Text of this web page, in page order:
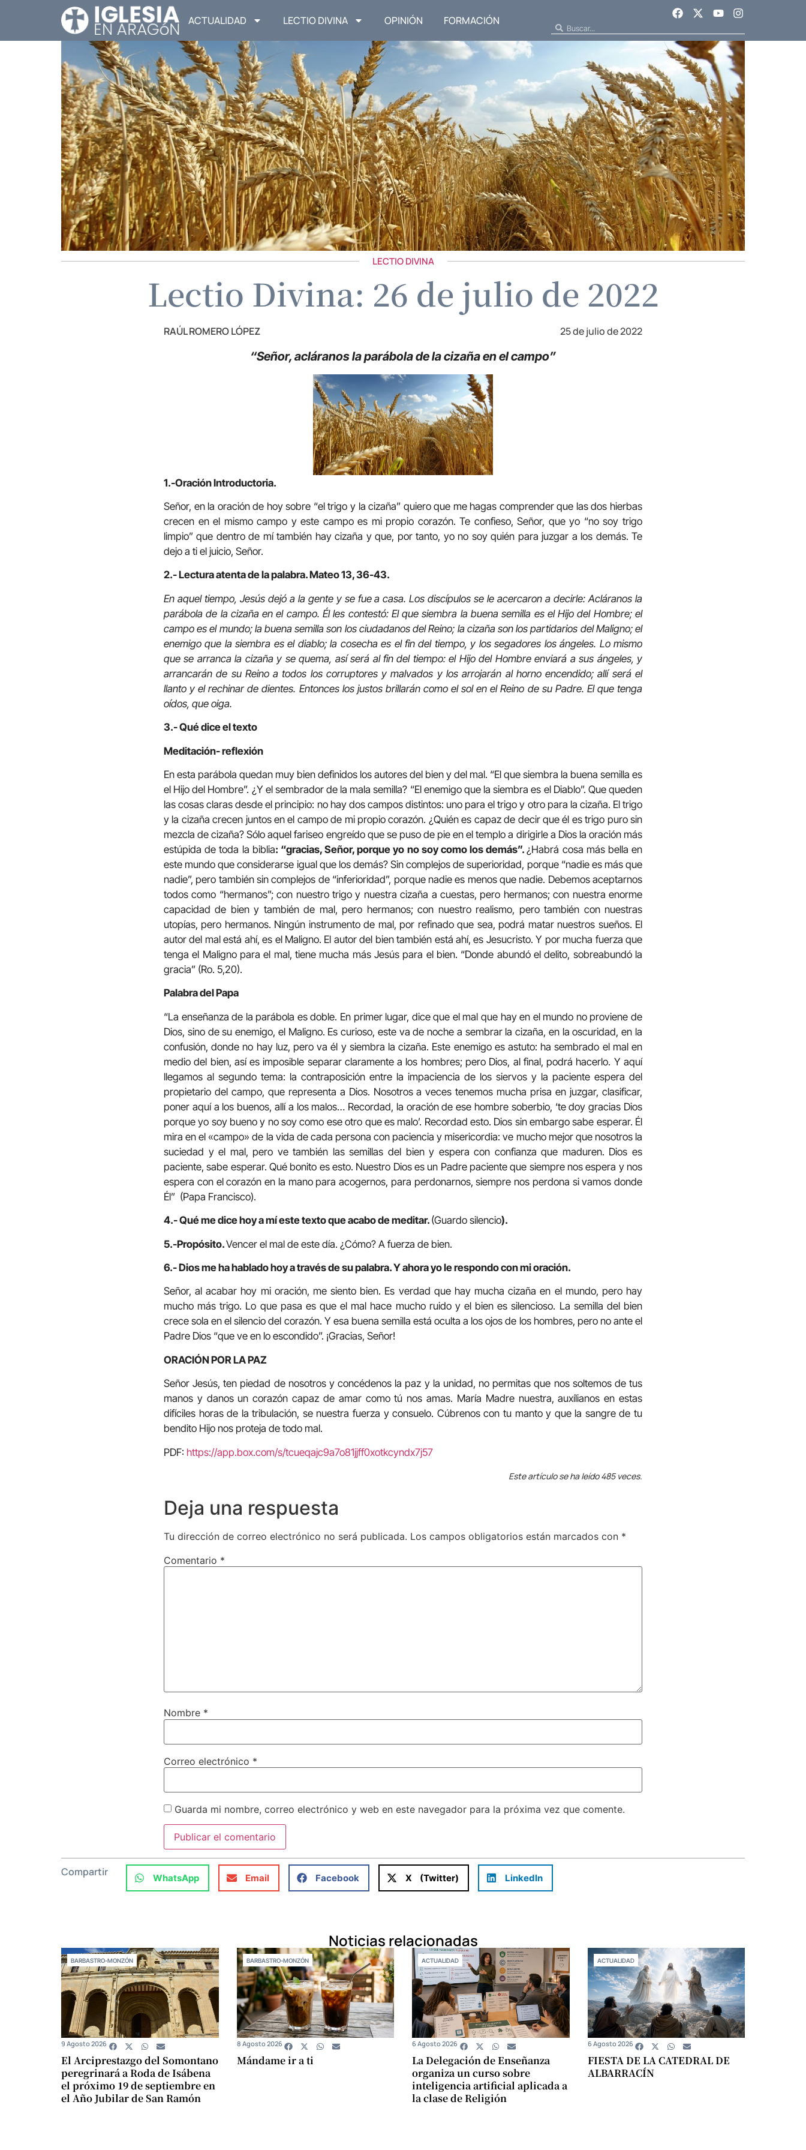
ACTUALIDAD LECTIO DIVINA OPINIÓN FORMACIÓN
LECTIO DIVINA
Lectio Divina: 26 de julio de 2022
RAÚL ROMERO LÓPEZ 25 de julio de 2022
“Señor, acláranos la parábola de la cizaña en el campo”
1.-Oración Introductoria.
Señor, en la oración de hoy sobre “el trigo y la cizaña” quiero que me hagas comprender que las dos hierbas
crecen en el mismo campo y este campo es mi propio corazón. Te confieso, Señor, que yo “no soy trigo
limpio” que dentro de mí también hay cizaña y que, por tanto, yo no soy quién para juzgar a los demás. Te
dejo a ti el juicio, Señor.
2.- Lectura atenta de la palabra. Mateo 13, 36-43.
En aquel tiempo, Jesús dejó a la gente y se fue a casa. Los discípulos se le acercaron a decirle: Acláranos la
parábola de la cizaña en el campo. Él les contestó: El que siembra la buena semilla es el Hijo del Hombre; el
campo es el mundo; la buena semilla son los ciudadanos del Reino; la cizaña son los partidarios del Maligno; el
enemigo que la siembra es el diablo; la cosecha es el fin del tiempo, y los segadores los ángeles. Lo mismo
que se arranca la cizaña y se quema, así será al fin del tiempo: el Hijo del Hombre enviará a sus ángeles, y
arrancarán de su Reino a todos los corruptores y malvados y los arrojarán al horno encendido; allí será el
llanto y el rechinar de dientes. Entonces los justos brillarán como el sol en el Reino de su Padre. El que tenga
oídos, que oiga.
3.- Qué dice el texto
Meditación- reflexión
En esta parábola quedan muy bien definidos los autores del bien y del mal. “El que siembra la buena semilla es
el Hijo del Hombre”. ¿Y el sembrador de la mala semilla? “El enemigo que la siembra es el Diablo”. Que queden
las cosas claras desde el principio: no hay dos campos distintos: uno para el trigo y otro para la cizaña. El trigo
y la cizaña crecen juntos en el campo de mi propio corazón. ¿Quién es capaz de decir que él es trigo puro sin
mezcla de cizaña? Sólo aquel fariseo engreído que se puso de pie en el templo a dirigirle a Dios la oración más
estúpida de toda la biblia: “gracias, Señor, porque yo no soy como los demás”.¿Habrá cosa más bella en
este mundo que considerarse igual que los demás? Sin complejos de superioridad, porque “nadie es más que
nadie”, pero también sin complejos de “inferioridad”, porque nadie es menos que nadie. Debemos aceptarnos
todos como “hermanos”; con nuestro trigo y nuestra cizaña a cuestas, pero hermanos; con nuestra enorme
capacidad de bien y también de mal, pero hermanos; con nuestro realismo, pero también con nuestras
utopías, pero hermanos. Ningún instrumento de mal, por refinado que sea, podrá matar nuestros sueños. El
autor del mal está ahí, es el Maligno. El autor del bien también está ahí, es Jesucristo. Y por mucha fuerza que
tenga el Maligno para el mal, tiene mucha más Jesús para el bien. “Donde abundó el delito, sobreabundó la
gracia” (Ro. 5,20).
Palabra del Papa
“La enseñanza de la parábola es doble. En primer lugar, dice que el mal que hay en el mundo no proviene de
Dios, sino de su enemigo, el Maligno. Es curioso, este va de noche a sembrar la cizaña, en la oscuridad, en la
confusión, donde no hay luz, pero va él y siembra la cizaña. Este enemigo es astuto: ha sembrado el mal en
medio del bien, así es imposible separar claramente a los hombres; pero Dios, al final, podrá hacerlo. Y aquí
llegamos al segundo tema: la contraposición entre la impaciencia de los siervos y la paciente espera del
propietario del campo, que representa a Dios. Nosotros a veces tenemos mucha prisa en juzgar, clasificar,
poner aquí a los buenos, allí a los malos… Recordad, la oración de ese hombre soberbio, ‘te doy gracias Dios
porque yo soy bueno y no soy como ese otro que es malo’. Recordad esto. Dios sin embargo sabe esperar. Él
mira en el «campo» de la vida de cada persona con paciencia y misericordia: ve mucho mejor que nosotros la
suciedad y el mal, pero ve también las semillas del bien y espera con confianza que maduren. Dios es
paciente, sabe esperar. Qué bonito es esto. Nuestro Dios es un Padre paciente que siempre nos espera y nos
espera con el corazón en la mano para acogernos, para perdonarnos, siempre nos perdona si vamos donde
Él” (Papa Francisco).
4.- Qué me dice hoy a mí este texto que acabo de meditar. (Guardo silencio).
5.-Propósito.Vencer el mal de este día. ¿Cómo? A fuerza de bien.
6.- Dios me ha hablado hoy a través de su palabra. Y ahora yo le respondo con mi oración.
Señor, al acabar hoy mi oración, me siento bien. Es verdad que hay mucha cizaña en el mundo, pero hay
mucho más trigo. Lo que pasa es que el mal hace mucho ruido y el bien es silencioso. La semilla del bien
crece sola en el silencio del corazón. Y esa buena semilla está oculta a los ojos de los hombres, pero no ante el
Padre Dios “que ve en lo escondido”. ¡Gracias, Señor!
ORACIÓN POR LA PAZ
Señor Jesús, ten piedad de nosotros y concédenos la paz y la unidad, no permitas que nos soltemos de tus
manos y danos un corazón capaz de amar como tú nos amas. María Madre nuestra, auxílianos en estas
difíciles horas de la tribulación, se nuestra fuerza y consuelo. Cúbrenos con tu manto y que la sangre de tu
bendito Hijo nos proteja de todo mal.
PDF: https://app.box.com/s/tcueqajc9a7o81jjff0xotkcyndx7j57
Este artículo se ha leído 485 veces.
Deja una respuesta
Tu dirección de correo electrónico no será publicada. Los campos obligatorios están marcados con *
Comentario *
Nombre *
Correo electrónico *
Guarda mi nombre, correo electrónico y web en este navegador para la próxima vez que comente.
Compartir WhatsApp Email Facebook X (Twitter) LinkedIn
Noticias relacionadas
BARBASTRO-MONZÓN
El Arciprestazgo del Somontano
peregrinará a Roda de Isábena
el próximo 19 de septiembre en
el Año Jubilar de San Ramón
9 Agosto 2026
BARBASTRO-MONZÓN
Mándame ir a ti
8 Agosto 2026
ACTUALIDAD
La Delegación de Enseñanza
organiza un curso sobre
inteligencia artificial aplicada a
la clase de Religión
6 Agosto 2026
ACTUALIDAD
FIESTA DE LA CATEDRAL DE
ALBARRACÍN
6 Agosto 2026